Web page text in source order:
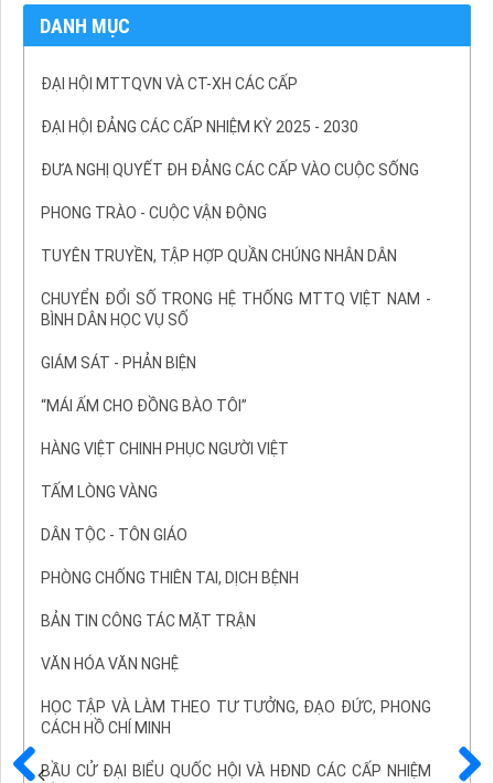
DANH MỤC
ĐẠI HỘI MTTQVN VÀ CT-XH CÁC CẤP
ĐẠI HỘI ĐẢNG CÁC CẤP NHIỆM KỲ 2025 - 2030
ĐƯA NGHỊ QUYẾT ĐH ĐẢNG CÁC CẤP VÀO CUỘC SỐNG
PHONG TRÀO - CUỘC VẬN ĐỘNG
TUYÊN TRUYỀN, TẬP HỢP QUẦN CHÚNG NHÂN DÂN
CHUYỂN ĐỔI SỐ TRONG HỆ THỐNG MTTQ VIỆT NAM -
BÌNH DÂN HỌC VỤ SỐ
GIÁM SÁT - PHẢN BIỆN
“MÁI ẤM CHO ĐỒNG BÀO TÔI”
HÀNG VIỆT CHINH PHỤC NGƯỜI VIỆT
TẤM LÒNG VÀNG
DÂN TỘC - TÔN GIÁO
PHÒNG CHỐNG THIÊN TAI, DỊCH BỆNH
BẢN TIN CÔNG TÁC MẶT TRẬN
VĂN HÓA VĂN NGHỆ
HỌC TẬP VÀ LÀM THEO TƯ TƯỞNG, ĐẠO ĐỨC, PHONG
CÁCH HỒ CHÍ MINH
BẦU CỬ ĐẠI BIỂU QUỐC HỘI VÀ HĐND CÁC CẤP NHIỆM